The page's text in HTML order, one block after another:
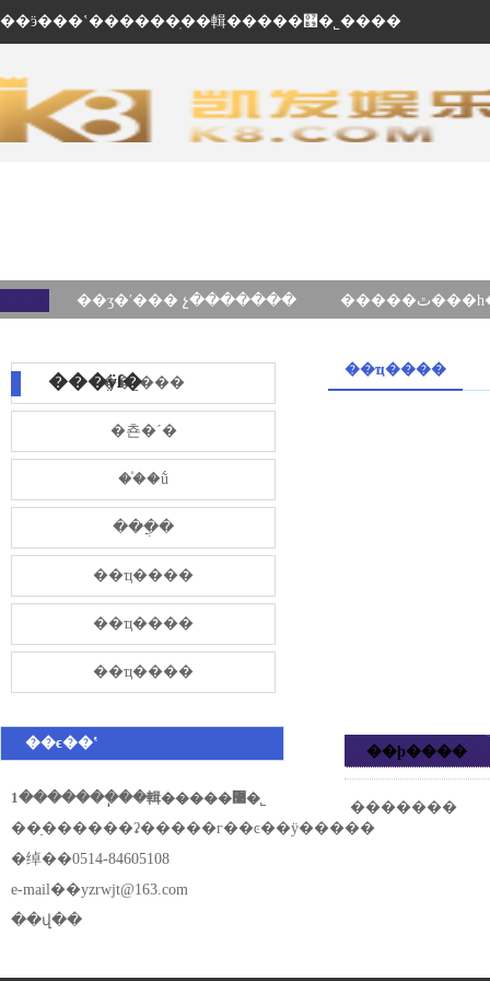
��ӭ���ʽ������ֽ��輯�����޹�˾����
��ʒ�ʹ��� չ�������
���ÿſ���˾���
�쵼�´�
��֯�ṹ
���̷ֲ�
��ҵ����
��ҵ����
��ҵ����
��ϵ��ʽ
1�������ֽ��輯�����޹�˾
��ַ������ʡ�����г��ͼ��ÿ�����
�绰��0514-84605108
e-mail��yzrwjt@163.com
��վ��
��ҵ����
��ϸ����
�������